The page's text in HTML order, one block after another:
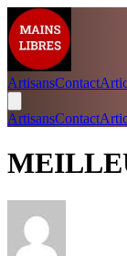
ArtisansContact
ArtisansContact